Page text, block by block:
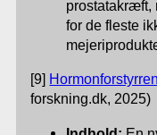
prostatakræft,
for de fleste
[9]
forskning.dk, 2025)